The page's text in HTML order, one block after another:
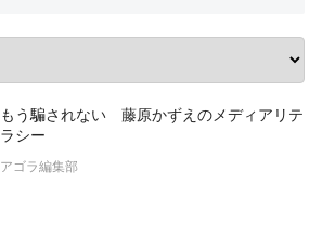
もう騙されない 藤原かずえのメディアリテ
ラシー
アゴラ編集部